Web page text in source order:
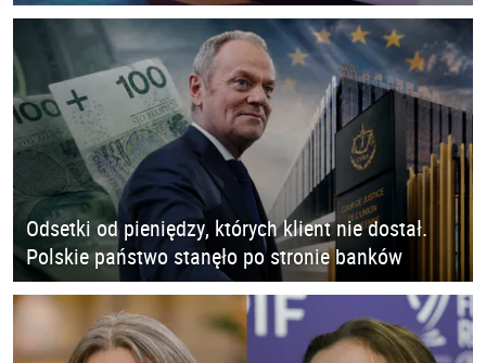
Odsetki od pieniędzy, których klient nie dostał.
Polskie państwo stanęło po stronie banków